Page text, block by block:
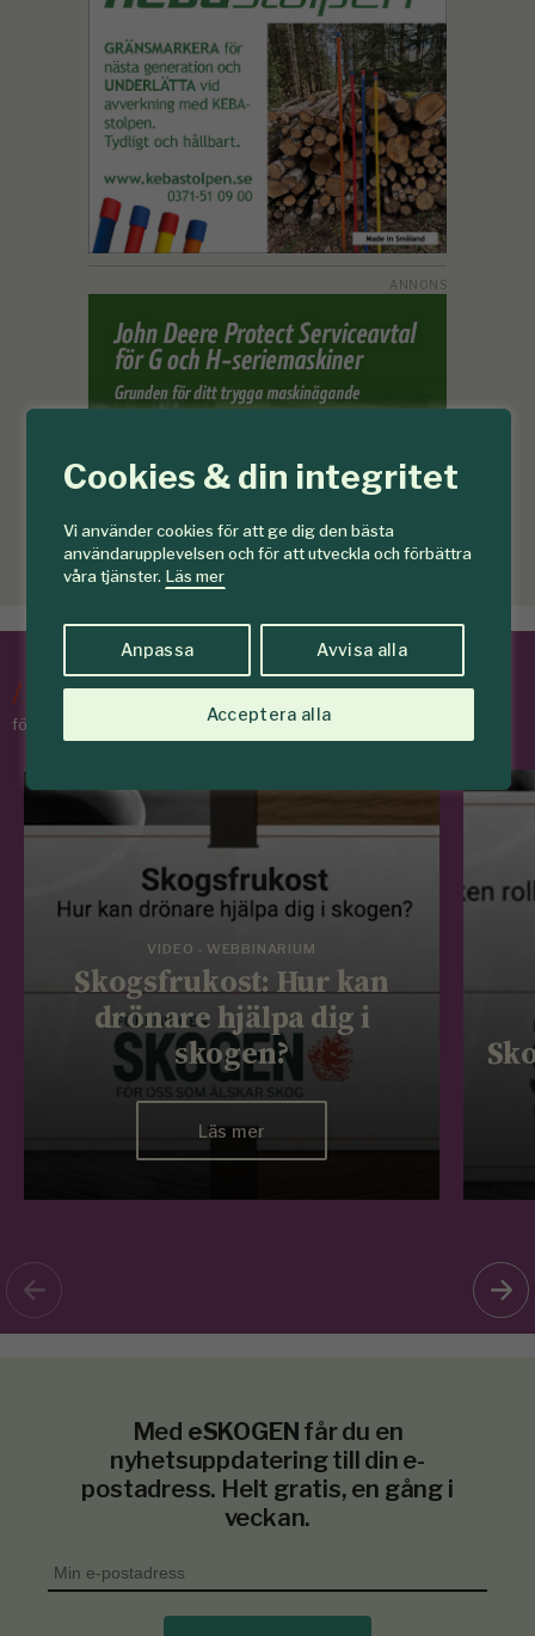
Cookies & din integritet
Vi använder cookies för att ge dig den bästa
användarupplevelsen och för att utveckla och förbättra
våra tjänster. Läs mer
Anpassa Avvisa alla
Acceptera alla
/Tips & Råd
för skogens medlemmar
VIDEO - WEBBINARIUM
Skogsfrukost: Hur kan
drönare hjälpa dig i
skogen?
Läs mer
Med eSKOGEN får du en
nyhetsuppdatering till din e-
postadress. Helt gratis, en gång i
veckan.